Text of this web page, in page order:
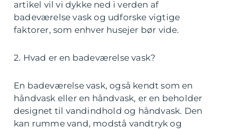
artikel vil vi dykke ned i verden af
badeværelse vask og udforske vigtige
faktorer, som enhver husejer bør vide.
2. Hvad er en badeværelse vask?
En badeværelse vask, også kendt som en
håndvask eller en håndvask, er en beholder
designet til vandindhold og håndvask. Den
kan rumme vand, modstå vandtryk og